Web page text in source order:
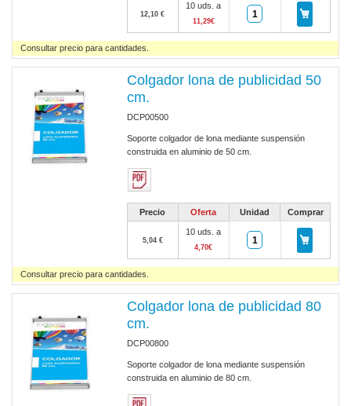
12,10 €
10 uds. a
11,29€
Consultar precio para cantidades.
Colgador lona de publicidad 50
cm.
DCP00500
Soporte colgador de lona mediante suspensión
construida en aluminio de 50 cm.
Precio Oferta Unidad Comprar
5,04 €
10 uds. a
4,70€
Consultar precio para cantidades.
Colgador lona de publicidad 80
cm.
DCP00800
Soporte colgador de lona mediante suspensión
construida en aluminio de 80 cm.